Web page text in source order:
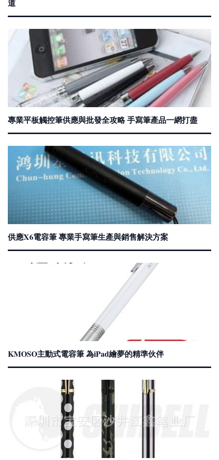
道
專業平板觸控筆供應與批發全攻略 手寫筆產品一網打盡
供應X6電容筆 專業手寫筆生產與銷售解決方案
KMOSO主動式電容筆 為iPad繪夢的精準伙伴